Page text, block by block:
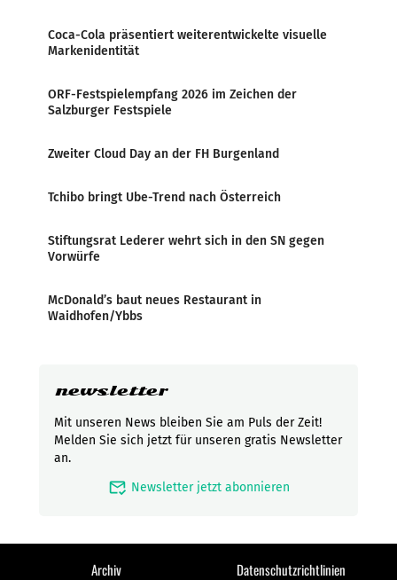
Coca-Cola präsentiert weiterentwickelte visuelle
Markenidentität
ORF-Festspielempfang 2026 im Zeichen der
Salzburger Festspiele
Zweiter Cloud Day an der FH Burgenland
Tchibo bringt Ube-Trend nach Österreich
Stiftungsrat Lederer wehrt sich in den SN gegen
Vorwürfe
McDonald’s baut neues Restaurant in
Waidhofen/Ybbs
newsletter
Mit unseren News bleiben Sie am Puls der Zeit!
Melden Sie sich jetzt für unseren gratis Newsletter
an.
mark_email_read Newsletter jetzt abonnieren
Archiv Datenschutzrichtlinien